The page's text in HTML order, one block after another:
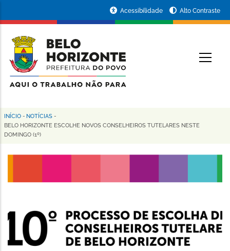
conteúdo
principal
da
Prefeitura
de
Horizonte
Acessibilidade Alto Contraste
Trilha
de
navegação
INÍCIO - NOTÍCIAS -
BELO HORIZONTE ESCOLHE NOVOS CONSELHEIROS TUTELARES NESTE
DOMINGO (1º)